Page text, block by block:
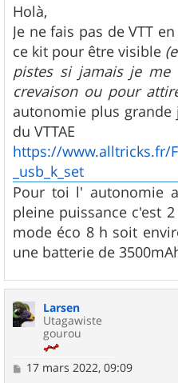
s
s
a
g
e
Holà,
Je ne fais pas de VTT
ce kit pour être visible
pistes si jamais je me
crevaison ou pour
autonomie plus
du VTTAE
https://
_usb_k_set
Pour toi l' autonomie
pleine puissance c'est
mode éco 8 h soit
une batterie de
Larsen
Utagawiste
gourou
M17 mars 2022, 09:09